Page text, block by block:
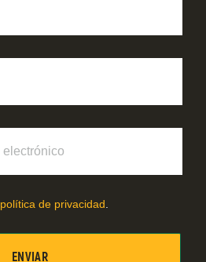
política de privacidad